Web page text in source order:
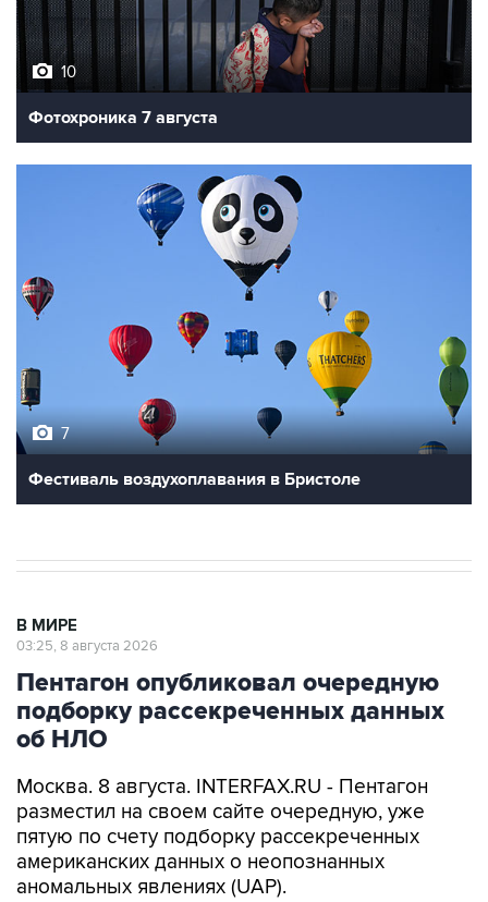
10
Фотохроника 7 августа
7
Фестиваль воздухоплавания в Бристоле
В МИРЕ
03:25, 8 августа 2026
Пентагон опубликовал очередную
подборку рассекреченных данных
об НЛО
Москва. 8 августа. INTERFAX.RU - Пентагон
разместил на своем сайте очередную, уже
пятую по счету подборку рассекреченных
американских данных о неопознанных
аномальных явлениях (UAP).